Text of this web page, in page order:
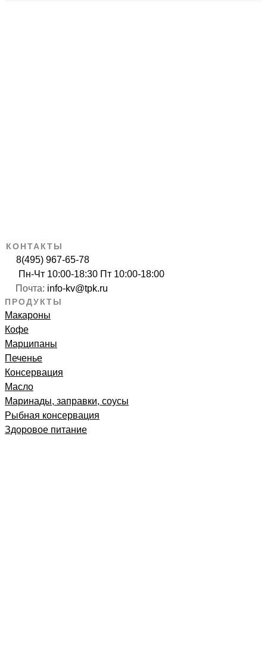
КОНТАКТЫ
8(495) 967-65-78
Пн-Чт 10:00-18:30 Пт 10:00-18:00
Почта: info-kv@tpk.ru
ПРОДУКТЫ
Макароны
Кофе
Марципаны
Печенье
Консервация
Масло
Маринады, заправки, соусы
Рыбная консервация
Здоровое питание